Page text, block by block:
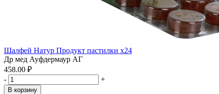
Шалфей Натур Продукт пастилки x24
Др мед Ауфдермаур АГ
458.00 ₽
-
+
В корзину